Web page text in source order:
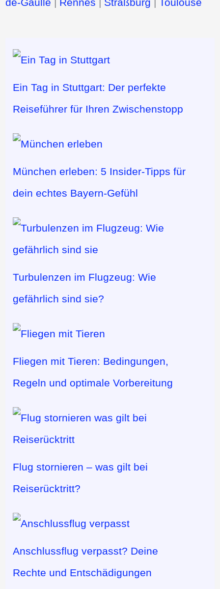
de-Gaulle Rennes Straßburg Toulouse
Ein Tag in Stuttgart: Der perfekte
Reiseführer für Ihren Zwischenstopp
München erleben: 5 Insider-Tipps für
dein echtes Bayern-Gefühl
Turbulenzen im Flugzeug: Wie
gefährlich sind sie?
Fliegen mit Tieren: Bedingungen,
Regeln und optimale Vorbereitung
Flug stornieren – was gilt bei
Reiserücktritt?
Anschlussflug verpasst? Deine
Rechte und Entschädigungen